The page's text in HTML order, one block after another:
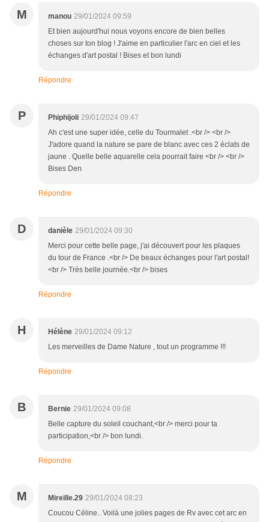
M manou 29/01/2024 09:59
Et bien aujourd'hui nous voyons encore de bien belles
choses sur ton blog ! J'aime en particulier l'arc en ciel et les
échanges d'art postal ! Bises et bon lundi
Répondre
P Phiphijoli 29/01/2024 09:47
Ah c'est une super idée, celle du Tourmalet .<br /> <br />
J'adore quand la nature se pare de blanc avec ces 2 éclats de
jaune . Quelle belle aquarelle cela pourrait faire <br /> <br />
Bises Den
Répondre
D danièle 29/01/2024 09:30
Merci pour cette belle page, j'ai découvert pour les plaques
du tour de France .<br /> De beaux échanges pour l'art postal!
<br /> Très belle journée.<br /> bises
Répondre
H Hélène 29/01/2024 09:12
Les merveilles de Dame Nature , tout un programme !!!
Répondre
B Bernie 29/01/2024 09:08
Belle capture du soleil couchant,<br /> merci pour ta
participation,<br /> bon lundi.
Répondre
M Mireille.29 29/01/2024 08:23
Coucou Céline.. Voilà une jolies pages de Rv avec cet arc en